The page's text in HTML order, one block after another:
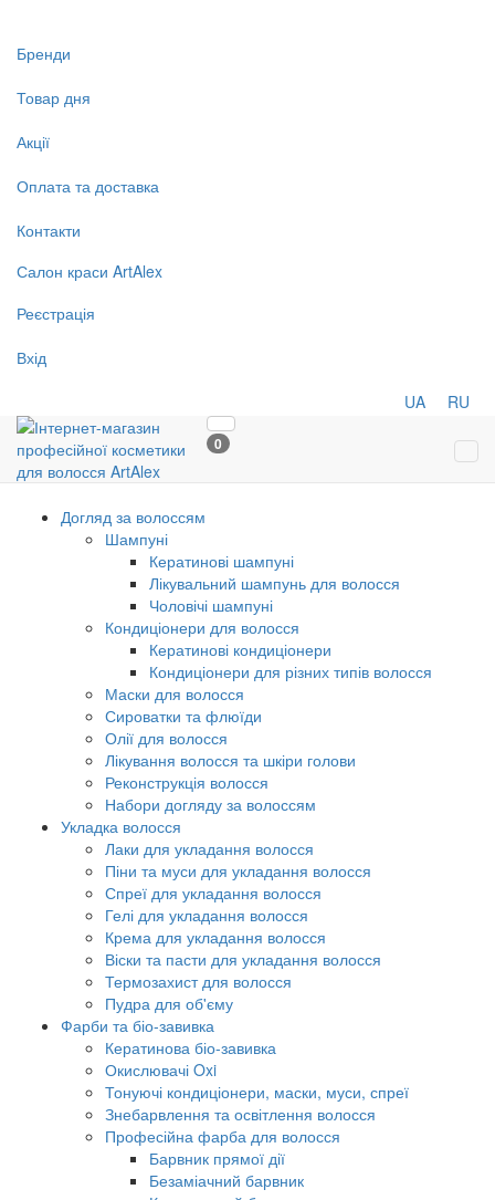
Бренди
Товар дня
Акції
Оплата та доставка
Контакти
Салон краси ArtAlex
Реєстрація
Вхід
UA RU
0
Догляд за волоссям
Шампуні
Кератинові шампуні
Лікувальний шампунь для волосся
Чоловічі шампуні
Кондиціонери для волосся
Кератинові кондиціонери
Кондиціонери для різних типів волосся
Маски для волосся
Сироватки та флюїди
Олії для волосся
Лікування волосся та шкіри голови
Реконструкція волосся
Набори догляду за волоссям
Укладка волосся
Лаки для укладання волосся
Піни та муси для укладання волосся
Спреї для укладання волосся
Гелі для укладання волосся
Крема для укладання волосся
Віски та пасти для укладання волосся
Термозахист для волосся
Пудра для об'єму
Фарби та біо-завивка
Кератинова біо-завивка
Окислювачі Oxi
Тонуючі кондиціонери, маски, муси, спреї
Знебарвлення та освітлення волосся
Професійна фарба для волосся
Барвник прямої дії
Безаміачний барвник